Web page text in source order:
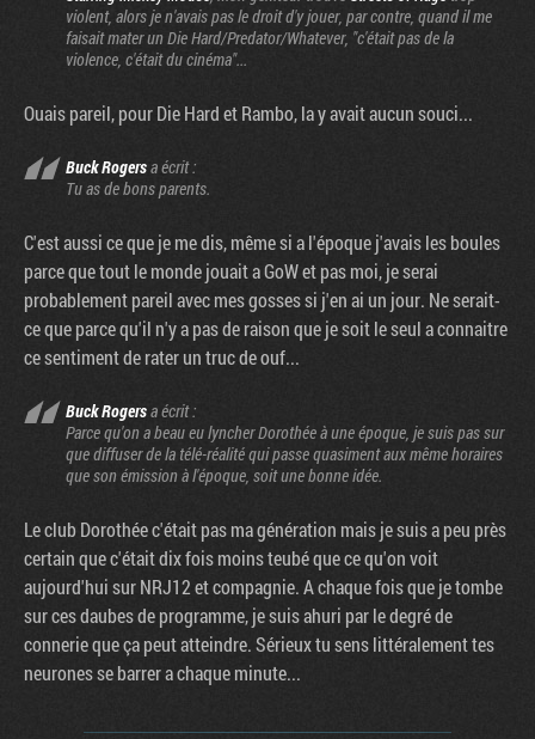
violent, alors je n'avais pas le droit d'y jouer, par contre, quand il me
faisait mater un Die Hard/Predator/Whatever, "c'était pas de la
violence, c'était du cinéma"...
Ouais pareil, pour Die Hard et Rambo, la y avait aucun souci...
Buck Rogersa écrit :
Tu as de bons parents.
C'est aussi ce que je me dis, même si a l'époque j'avais les boules
parce que tout le monde jouait a GoW et pas moi, je serai
probablement pareil avec mes gosses si j'en ai un jour. Ne serait-
ce que parce qu'il n'y a pas de raison que je soit le seul a connaitre
ce sentiment de rater un truc de ouf...
Buck Rogersa écrit :
Parce qu'on a beau eu lyncher Dorothée à une époque, je suis pas sur
que diffuser de la télé-réalité qui passe quasiment aux même horaires
que son émission à l'époque, soit une bonne idée.
Le club Dorothée c'était pas ma génération mais je suis a peu près
certain que c'était dix fois moins teubé que ce qu'on voit
aujourd'hui sur NRJ12 et compagnie. A chaque fois que je tombe
sur ces daubes de programme, je suis ahuri par le degré de
connerie que ça peut atteindre. Sérieux tu sens littéralement tes
neurones se barrer a chaque minute...